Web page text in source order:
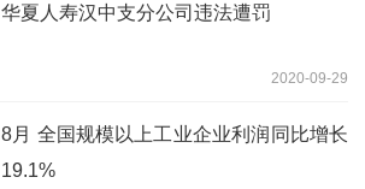
华夏人寿汉中支分公司违法遭罚
2020-09-29
8月 全国规模以上工业企业利润同比增长
19.1%